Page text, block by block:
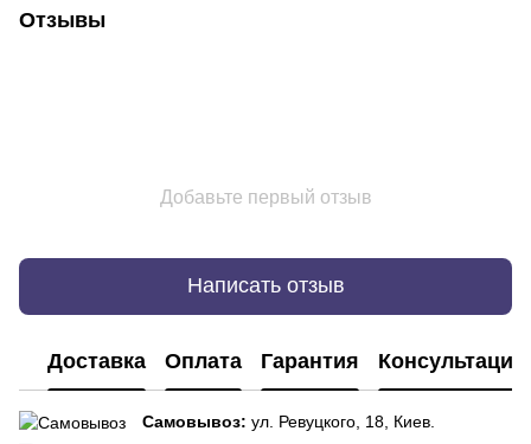
Отзывы
Добавьте первый отзыв
Написать отзыв
Доставка Оплата Гарантия Консультация
Самовывоз: ул. Ревуцкого, 18, Киев.